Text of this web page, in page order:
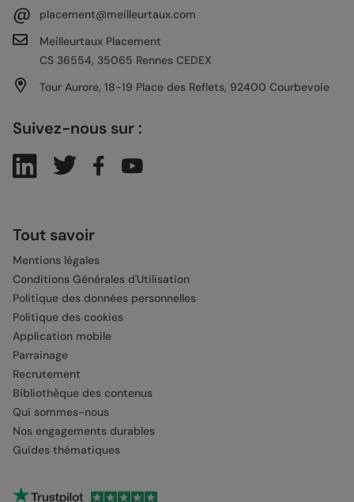
@
placement@meilleurtaux.com
Meilleurtaux Placement
CS 36554, 35065 Rennes CEDEX
Tour Aurore, 18-19 Place des Reflets, 92400 Courbevoie
Suivez-nous sur :
Tout savoir
Mentions légales
Conditions Générales d'Utilisation
Politique des données personnelles
Politique des cookies
Application mobile
Parrainage
Recrutement
Bibliothèque des contenus
Qui sommes-nous
Nos engagements durables
Guides thématiques